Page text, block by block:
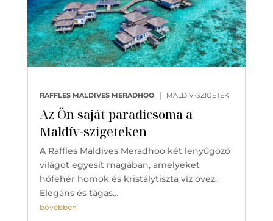
Az Ön saját paradicsoma a
Maldív-szigeteken
RAFFLES MALDIVES MERADHOO | MALDÍV-SZIGETEK
A Raffles Maldives Meradhoo két lenyűgöző
világot egyesít magában, amelyeket
hófehér homok és kristálytiszta víz övez.
Elegáns és tágas…
bővebben